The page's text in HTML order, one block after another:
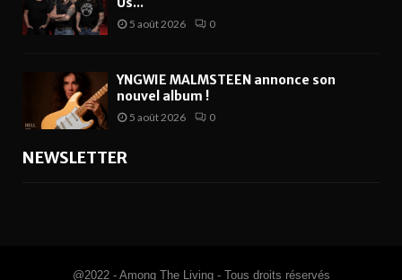
5 août 2026 0
YNGWIE MALMSTEEN annonce son
nouvel album !
5 août 2026 0
NEWSLETTER
@2022 - Among The Living - Tous droits réservés